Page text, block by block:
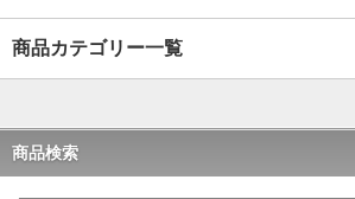
商品カテゴリー一覧
商品検索